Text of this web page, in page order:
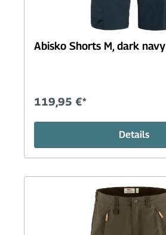
Abisko Shorts M, dark navy
119,95 €*
Details